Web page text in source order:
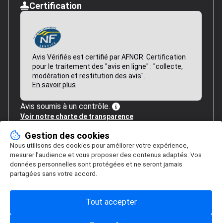
Certification
Avis Vérifiés est certifié par AFNOR. Certification
pour le traitement des "avis en ligne" : "collecte,
modération et restitution des avis".
En savoir plus
Avis soumis à un contrôle.
Voir notre charte de transparence
Gestion des cookies
Nous utilisons des cookies pour améliorer votre expérience,
mesurer l’audience et vous proposer des contenus adaptés. Vos
données personnelles sont protégées et ne seront jamais
partagées sans votre accord.
Tout accepter